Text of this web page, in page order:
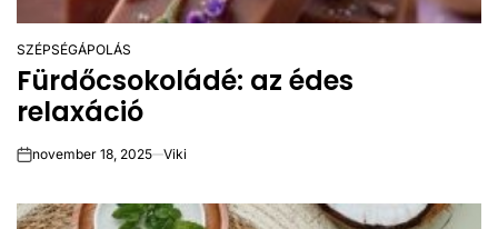
POSTED
IN
SZÉPSÉGÁPOLÁS
Fürdőcsokoládé: az édes
relaxáció
onnovember 18, 2025 Viki